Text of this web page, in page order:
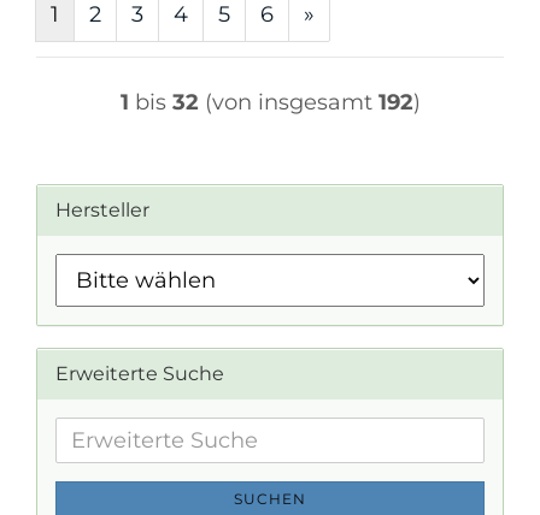
1 2 3 4 5 6 »
1 bis 32 (von insgesamt 192)
Hersteller
Erweiterte Suche
Erweiterte
Suche
SUCHEN